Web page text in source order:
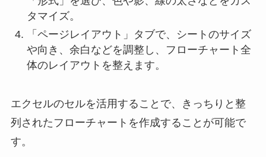
タマイズ。
「ページレイアウト」タブで、シートのサイズ
や向き、余白などを調整し、フローチャート全
体のレイアウトを整えます。
エクセルのセルを活用することで、きっちりと整
列されたフローチャートを作成することが可能で
す。